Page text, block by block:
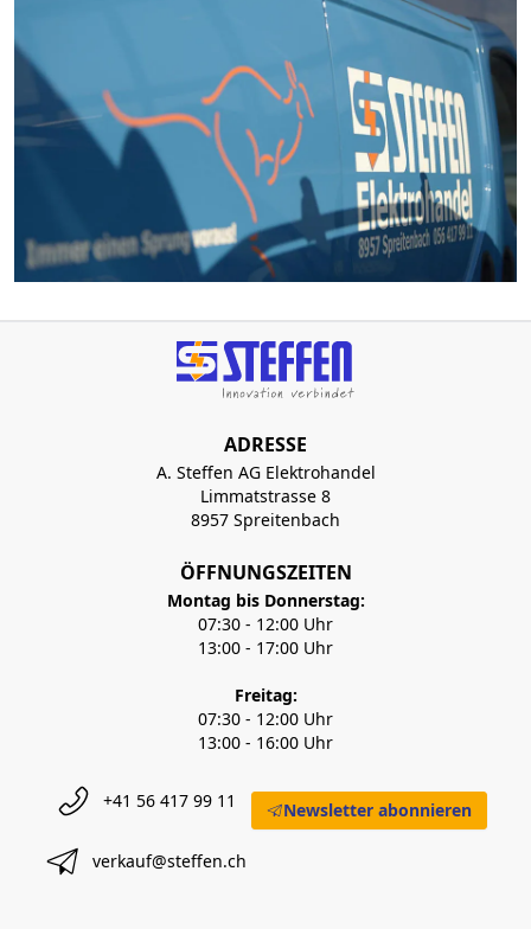
ADRESSE
A. Steffen AG Elektrohandel
Limmatstrasse 8
8957 Spreitenbach
ÖFFNUNGSZEITEN
Montag bis Donnerstag:
07:30 - 12:00 Uhr
13:00 - 17:00 Uhr
Freitag:
07:30 - 12:00 Uhr
13:00 - 16:00 Uhr
+41 56 417 99 11
verkauf@steffen.ch
Newsletter abonnieren